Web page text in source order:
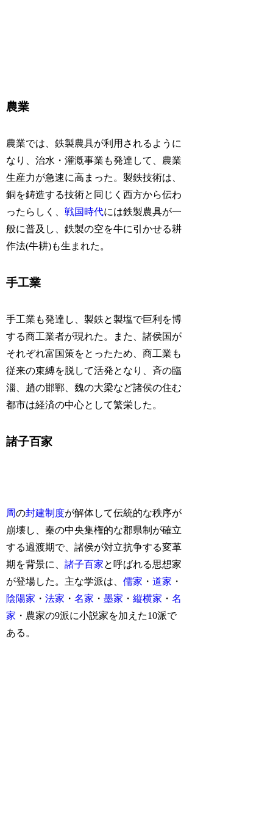
農業
農業では、鉄製農具が利用されるように
なり、治水・灌漑事業も発達して、農業
生産力が急速に高まった。製鉄技術は、
銅を鋳造する技術と同じく西方から伝わ
ったらしく、戦国時代には鉄製農具が一
般に普及し、鉄製の空を牛に引かせる耕
作法(牛耕)も生まれた。
手工業
手工業も発達し、製鉄と製塩で巨利を博
する商工業者が現れた。また、諸侯国が
それぞれ富国策をとったため、商工業も
従来の束縛を脱して活発となり、斉の臨
淄、趙の邯鄲、魏の大梁など諸侯の住む
都市は経済の中心として繁栄した。
諸子百家
周の封建制度が解体して伝統的な秩序が
崩壊し、秦の中央集権的な郡県制が確立
する過渡期で、諸侯が対立抗争する変革
期を背景に、諸子百家と呼ばれる思想家
が登場した。主な学派は、儒家 ・道家 ・
陰陽家 ・法家 ・名家 ・墨家 ・縦横家 ・名
家 ・農家の9派に小説家を加えた10派で
ある。